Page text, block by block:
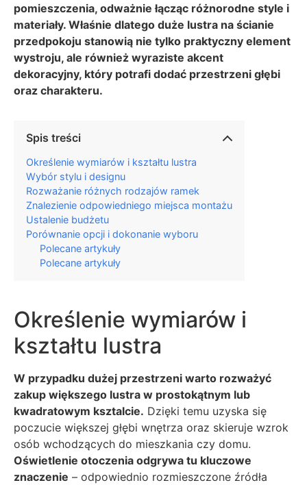
pomieszczenia, odważnie łącząc różnorodne style i
materiały. Właśnie dlatego duże lustra na ścianie
przedpokoju stanowią nie tylko praktyczny element
wystroju, ale również wyraziste akcent
dekoracyjny, który potrafi dodać przestrzeni głębi
oraz charakteru.
Spis treści
Określenie wymiarów i kształtu lustra
Wybór stylu i designu
Rozważanie różnych rodzajów ramek
Znalezienie odpowiedniego miejsca montażu
Ustalenie budżetu
Porównanie opcji i dokonanie wyboru
Polecane artykuły
Polecane artykuły
Określenie wymiarów i
kształtu lustra
W przypadku dużej przestrzeni warto rozważyć
zakup większego lustra w prostokątnym lub
kwadratowym ksztalcie. Dzięki temu uzyska się
poczucie większej głębi wnętrza oraz skieruje wzrok
osób wchodzących do mieszkania czy domu.
Oświetlenie otoczenia odgrywa tu kluczowe
znaczenie – odpowiednio rozmieszczone źródła